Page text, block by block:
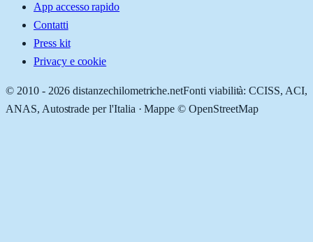
App accesso rapido
Contatti
Press kit
Privacy e cookie
© 2010 - 2026 distanzechilometriche.netFonti viabilità: CCISS, ACI,
ANAS, Autostrade per l'Italia · Mappe © OpenStreetMap